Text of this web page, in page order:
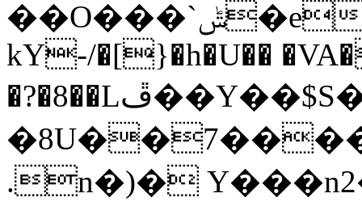
��O���`ݰ�e��cA�,�E����,��usP|,�ZY�
kY-/�[}�h�U��
�?�8��Lڦ��Y��$S�n��S���J�
.n�)�